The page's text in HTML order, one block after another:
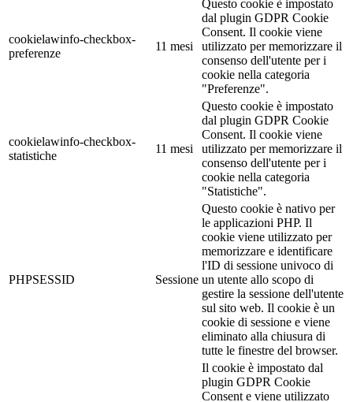
cookielawinfo-checkbox-
preferenze
11 mesi
Questo cookie è impostato
dal plugin GDPR Cookie
Consent. Il cookie viene
utilizzato per memorizzare il
consenso dell'utente per i
cookie nella categoria
"Preferenze".
cookielawinfo-checkbox-
statistiche
11 mesi
Questo cookie è impostato
dal plugin GDPR Cookie
Consent. Il cookie viene
utilizzato per memorizzare il
consenso dell'utente per i
cookie nella categoria
"Statistiche".
PHPSESSID Sessione
Questo cookie è nativo per
le applicazioni PHP. Il
cookie viene utilizzato per
memorizzare e identificare
l'ID di sessione univoco di
un utente allo scopo di
gestire la sessione dell'utente
sul sito web. Il cookie è un
cookie di sessione e viene
eliminato alla chiusura di
tutte le finestre del browser.
Il cookie è impostato dal
plugin GDPR Cookie
Consent e viene utilizzato